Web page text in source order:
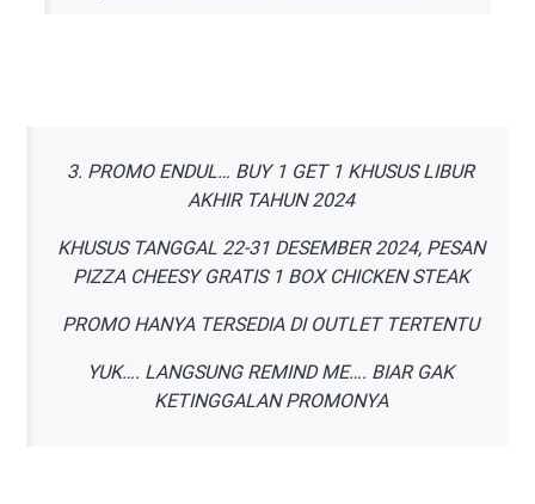
3. PROMO ENDUL… BUY 1 GET 1 KHUSUS LIBUR
AKHIR TAHUN 2024
KHUSUS TANGGAL 22-31 DESEMBER 2024, PESAN
PIZZA CHEESY GRATIS 1 BOX CHICKEN STEAK
PROMO HANYA TERSEDIA DI OUTLET TERTENTU
YUK…. LANGSUNG REMIND ME…. BIAR GAK
KETINGGALAN PROMONYA